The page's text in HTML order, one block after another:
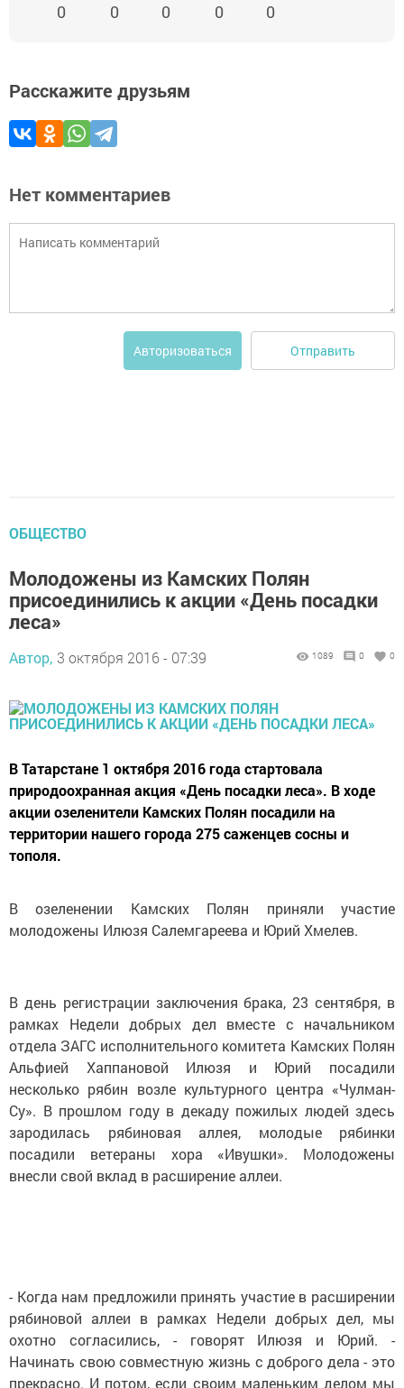
0 0 0 0 0
Расскажите друзьям
Нет комментариев
Авторизоваться Отправить
ОБЩЕСТВО
Молодожены из Камских Полян
присоединились к акции «День посадки
леса»
Автор, 3 октября 2016 - 07:39 1089 0 0
В Татарстане 1 октября 2016 года стартовала
природоохранная акция «День посадки леса». В ходе
акции озеленители Камских Полян посадили на
территории нашего города 275 саженцев сосны и
тополя.
В озеленении Камских Полян приняли участие
молодожены Илюзя Салемгареева и Юрий Хмелев.
В день регистрации заключения брака, 23 сентября, в
рамках Недели добрых дел вместе с начальником
отдела ЗАГС исполнительного комитета Камских Полян
Альфией Хаппановой Илюзя и Юрий посадили
несколько рябин возле культурного центра «Чулман-
Су». В прошлом году в декаду пожилых людей здесь
зародилась рябиновая аллея, молодые рябинки
посадили ветераны хора «Ивушки». Молодожены
внесли свой вклад в расширение аллеи.
- Когда нам предложили принять участие в расширении
рябиновой аллеи в рамках Недели добрых дел, мы
охотно согласились, - говорят Илюзя и Юрий. -
Начинать свою совместную жизнь с доброго дела - это
прекрасно. И потом, если своим маленьким делом мы